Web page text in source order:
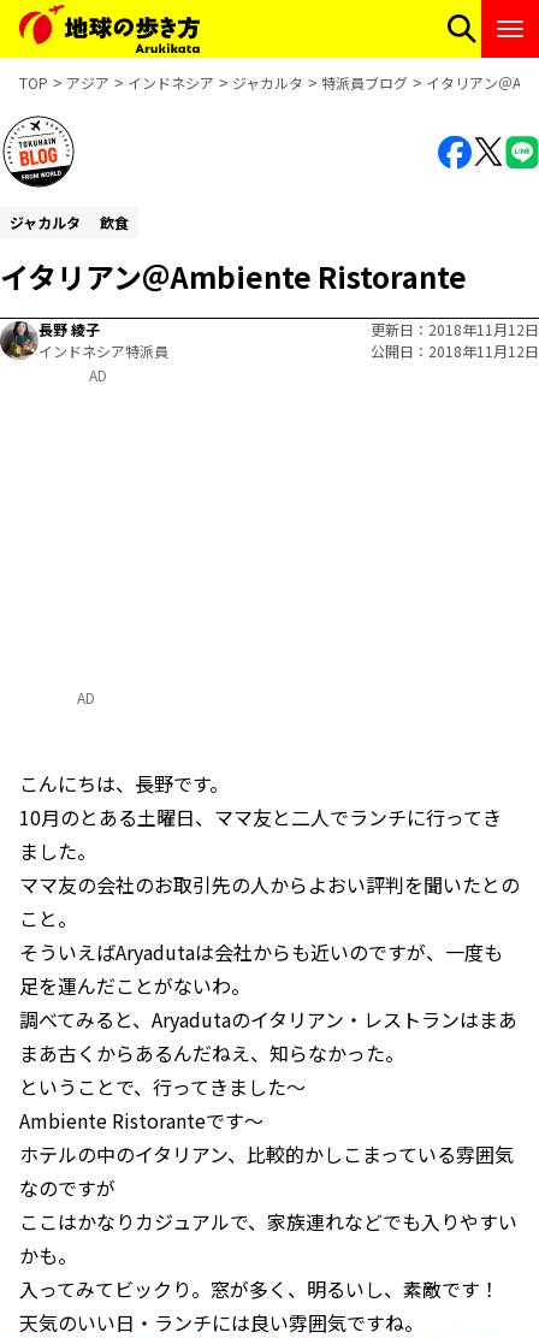
TOP アジア インドネシア ジャカルタ 特派員ブログ イタリアン＠
ジャカルタ 飲食
イタリアン＠Ambiente Ristorante
長野 綾子
インドネシア特派員
更新日
2018年11月12日
公開日
2018年11月12日
AD
こんにちは、長野です。
10月のとある土曜日、ママ友と二人でランチに行ってき
ました。
ママ友の会社のお取引先の人からよおい評判を聞いたとの
こと。
そういえばAryadutaは会社からも近いのですが、一度も
足を運んだことがないわ。
調べてみると、Aryadutaのイタリアン・レストランはまあ
まあ古くからあるんだねえ、知らなかった。
ということで、行ってきました～
Ambiente Ristoranteです～
ホテルの中のイタリアン、比較的かしこまっている雰囲気
なのですが
ここはかなりカジュアルで、家族連れなどでも入りやすい
かも。
入ってみてビックり。窓が多く、明るいし、素敵です！
天気のいい日・ランチには良い雰囲気ですね。
AD